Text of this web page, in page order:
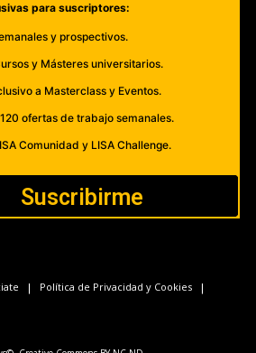
para suscriptores:
y prospectivos.
y Másteres universitarios.
a Masterclass y Eventos.
ofertas de trabajo semanales.
Comunidad y LISA Challenge.
Suscribirme
Política de Privacidad y Cookies